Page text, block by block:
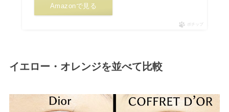
Amazonで見る
ポチップ
イエロー・オレンジを並べて比較